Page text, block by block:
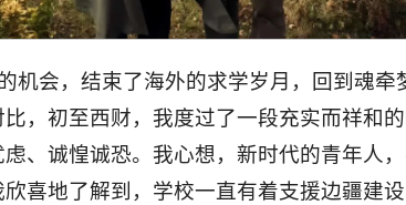
机会，结束了海外的求学岁月，回到魂
，初至西财，我度过了一段充实而祥和
、诚惶诚恐。我心想，新时代的青年人
喜地了解到，学校一直有着支援边疆建